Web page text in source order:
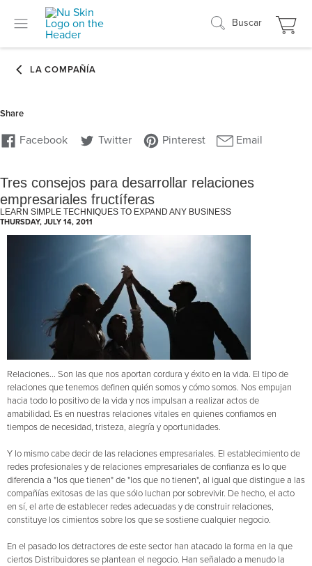
Buscar
Tres consejos para desarrollar relaciones
empresariales fructíferas
LEARN SIMPLE TECHNIQUES TO EXPAND ANY BUSINESS
THURSDAY, JULY 14, 2011
Relaciones... Son las que nos aportan cordura y éxito en la vida. El tipo de
relaciones que tenemos definen quién somos y cómo somos. Nos empujan
hacia todo lo positivo de la vida y nos impulsan a realizar actos de
amabilidad. Es en nuestras relaciones vitales en quienes confiamos en
tiempos de necesidad, tristeza, alegría y oportunidades.
Y lo mismo cabe decir de las relaciones empresariales. El establecimiento de
redes profesionales y de relaciones empresariales de confianza es lo que
diferencia a "los que tienen" de "los que no tienen", al igual que distingue a las
compañías exitosas de las que sólo luchan por sobrevivir. De hecho, el acto
en sí, el arte de establecer redes adecuadas y de construir relaciones,
constituye los cimientos sobre los que se sostiene cualquier negocio.
En el pasado los detractores de este sector han atacado la forma en la que
ciertos Distribuidores se plantean el negocio. Han señalado a menudo la